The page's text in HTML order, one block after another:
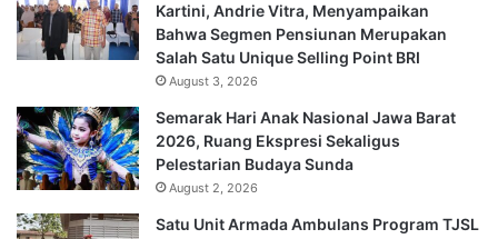
Kartini, Andrie Vitra, Menyampaikan
Bahwa Segmen Pensiunan Merupakan
Salah Satu Unique Selling Point BRI
August 3, 2026
Semarak Hari Anak Nasional Jawa Barat
2026, Ruang Ekspresi Sekaligus
Pelestarian Budaya Sunda
August 2, 2026
Satu Unit Armada Ambulans Program TJSL